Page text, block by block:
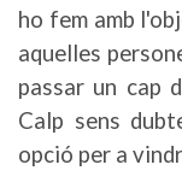
ho fem amb
aquelles
passar un cap
Calp sens
opció per a